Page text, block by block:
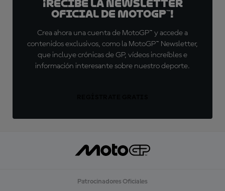
¡Recibe la Newsletter
oficial de MotoGP™!
Crea ahora una cuenta de MotoGP™ y accede a
contenidos exclusivos, como la MotoGP™ Newsletter,
que incluye crónicas de GP, vídeos increíbles e
información interesante sobre nuestro deporte.
Patrocinadores Oficiales